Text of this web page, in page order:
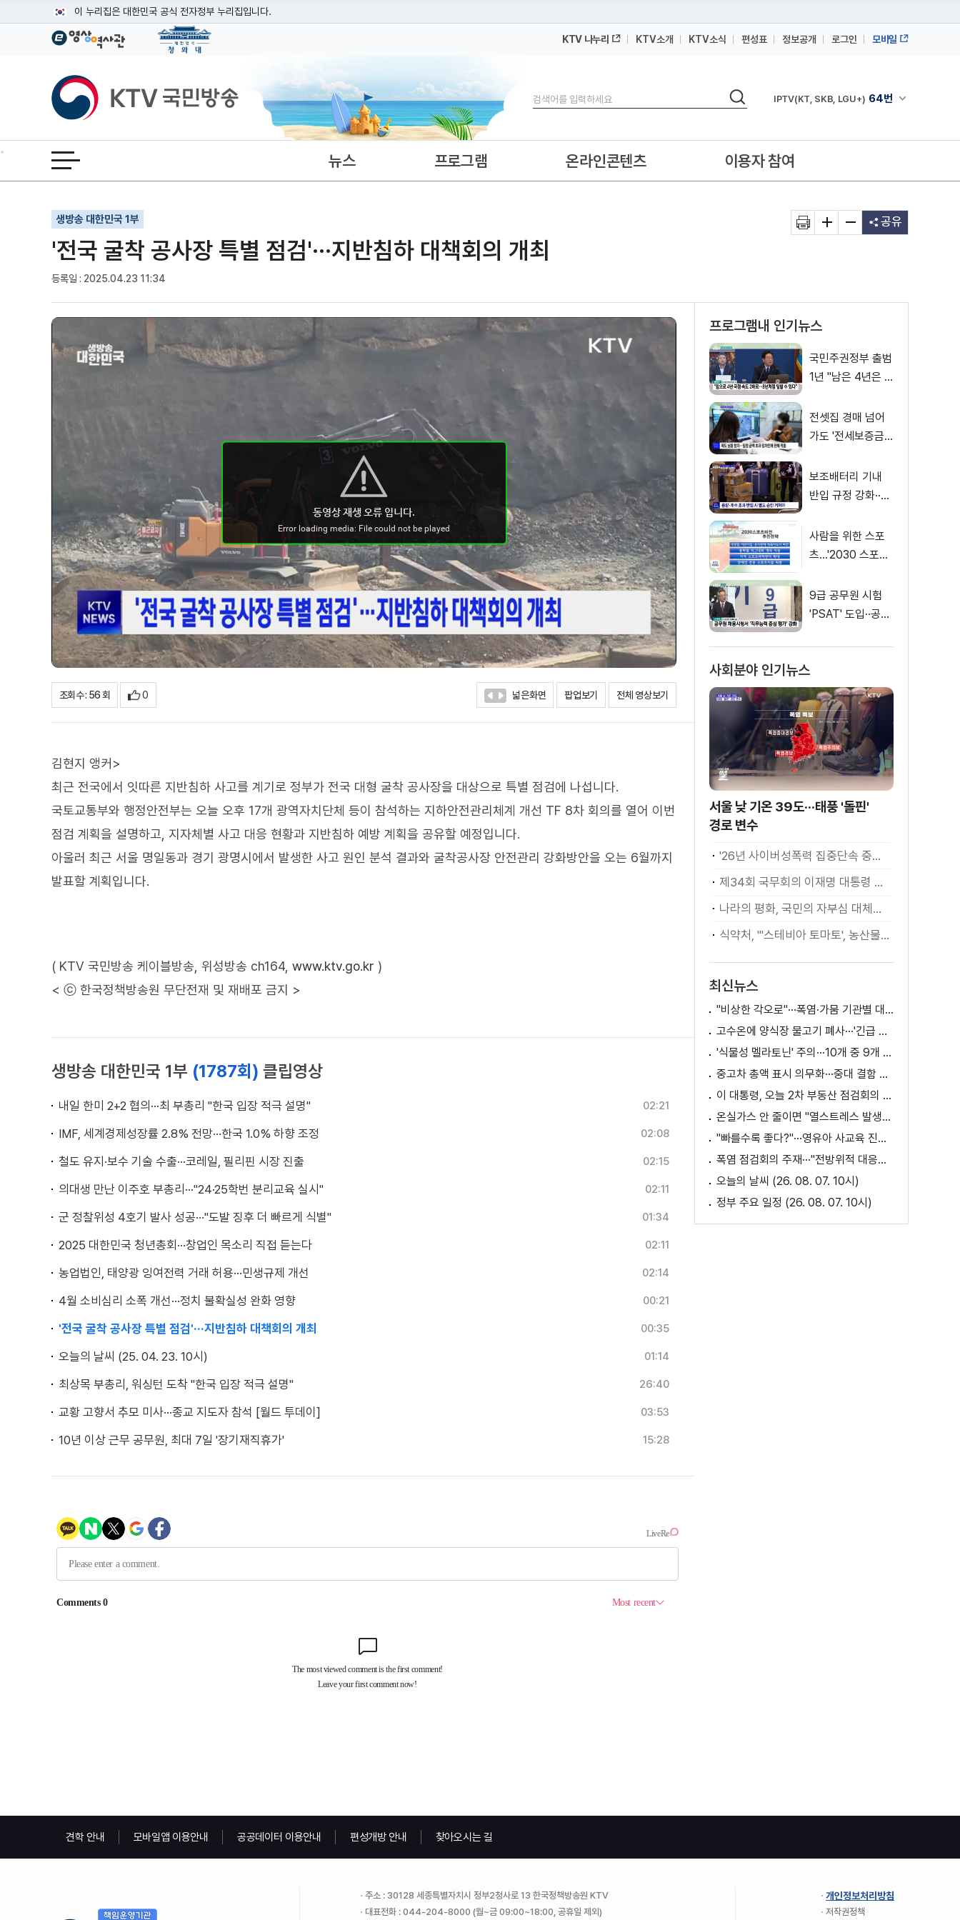
이 누리집은 대한민국 공식 전자정부 누리집입니다.
공식 누리집 주소 확인하기
이밖에 or.kr 또는 .kr등 다른 도메인 주소를 사용하고 있다면 아래 URL에서 도메인 주소를 확인해 보세요
운영중인 공식 누리집보기
KTV 나누리 KTV소개 KTV소식 편성표 정보공개 로그인 모바일
KTV국민방송
검색
검색 채널안내 펼쳐
IPTV(KT, SKB, LGU+) 64번
IPTV(KT, SKB, LGU+)
전체메뉴 열기 뉴스 프로그램 온라인콘텐츠 이용자 참여
생방송 대한민국 1부
'전국 굴착 공사장 특별 점검'···지반침하 대책회의 개최
등록일 : 2025.04.23 11:34
기사인쇄
글자확대
글자축소 공유
조회수 : 56 회 0 넓은화면 팝업보기 전체 영상보기
김현지 앵커>
최근 전국에서 잇따른 지반침하 사고를 계기로 정부가 전국 대형 굴착 공사장을 대상으로 특별 점검에 나섭니다.
국토교통부와 행정안전부는 오늘 오후 17개 광역자치단체 등이 참석하는 지하안전관리체계 개선 TF 8차 회의를 열어 이번
점검 계획을 설명하고, 지자체별 사고 대응 현황과 지반침하 예방 계획을 공유할 예정입니다.
아울러 최근 서울 명일동과 경기 광명시에서 발생한 사고 원인 분석 결과와 굴착공사장 안전관리 강화방안을 오는 6월까지
발표할 계획입니다.
( KTV 국민방송 케이블방송, 위성방송 ch164, www.ktv.go.kr )
< ⓒ 한국정책방송원 무단전재 및 재배포 금지 >
생방송 대한민국 1부 (1787회) 클립영상
내일 한미 2+2 협의···최 부총리 "한국 입장 적극 설명" 02:21
IMF, 세계경제성장률 2.8% 전망···한국 1.0% 하향 조정 02:08
철도 유지·보수 기술 수출···코레일, 필리핀 시장 진출 02:15
의대생 만난 이주호 부총리···"24·25학번 분리교육 실시" 02:11
군 정찰위성 4호기 발사 성공···"도발 징후 더 빠르게 식별" 01:34
2025 대한민국 청년총회···창업인 목소리 직접 듣는다 02:11
농업법인, 태양광 잉여전력 거래 허용···민생규제 개선 02:14
4월 소비심리 소폭 개선···정치 불확실성 완화 영향 00:21
'전국 굴착 공사장 특별 점검'···지반침하 대책회의 개최 00:35
오늘의 날씨 (25. 04. 23. 10시) 01:14
최상목 부총리, 워싱턴 도착 "한국 입장 적극 설명" 26:40
교황 고향서 추모 미사···종교 지도자 참석 [월드 투데이] 03:53
10년 이상 근무 공무원, 최대 7일 '장기재직휴가' 15:28
프로그램내 인기뉴스
국민주권정부 출범
1년 "남은 4년은 8
전셋집 경매 넘어
가도 '전세보증금'
보조배터리 기내
반입 규정 강화··
사람을 위한 스포
츠…'2030 스포츠
9급 공무원 시험
'PSAT' 도입··공정
사회분야 인기뉴스
서울 낮 기온 39도···태풍 '돌핀'
경로 변수
'26년 사이버성폭력 집중단속 중간성과 발표···향후 추진계획은?
제34회 국무회의 이재명 대통령 모두발언
나라의 평화, 국민의 자부심 대체불가 대한민국 이재명 대통령 모두말씀
식약처, "'스테비아 토마토', 농산물 아닌 가공식품"
최신뉴스
"비상한 각오로"···폭염·가뭄 기관별 대책은?
고수온에 양식장 물고기 폐사···'긴급 방류' 지원
'식물성 멜라토닌' 주의···10개 중 9개 처방 용량 초과
중고차 총액 표시 의무화···중대 결함 시 '계약 해제'
이 대통령, 오늘 2차 부동산 점검회의 주재
온실가스 안 줄이면 "열스트레스 발생일 29배 증가"
"빠를수록 좋다?"···영유아 사교육 진실과 해법은?
폭염 점검회의 주재···"전방위적 대응체계 가동"
오늘의 날씨 (26. 08. 07. 10시)
정부 주요 일정 (26. 08. 07. 10시)
견학 안내 모바일앱 이용안내 공공데이터 이용안내 편성개방 안내 찾아오시는 길
주소 : 30128 세종특별자치시 정부2청사로 13 한국정책방송원 KTV
대표전화 : 044-204-8000 (월~금 09:00~18:00, 공휴일 제외)
개인정보처리방침
저작권정책